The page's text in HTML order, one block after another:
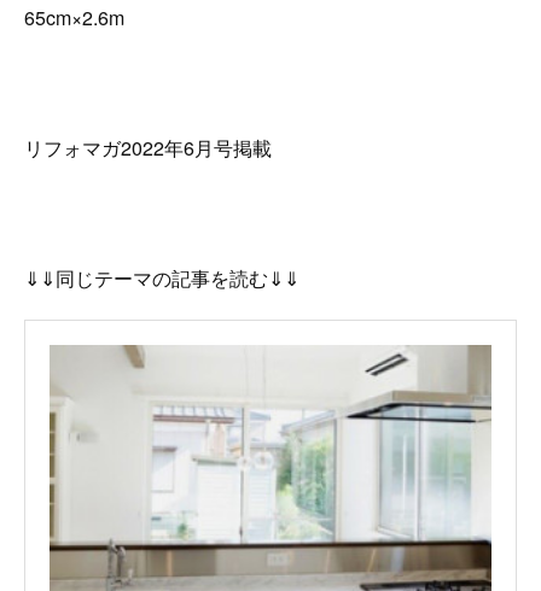
65cm×2.6m
リフォマガ2022年6月号掲載
⇓⇓同じテーマの記事を読む⇓⇓